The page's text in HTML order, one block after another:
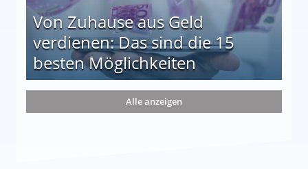
Von Zuhause aus Geld
verdienen: Das sind die 15
besten Möglichkeiten
die 15 besten Möglichkeiten
Alle anzeigen